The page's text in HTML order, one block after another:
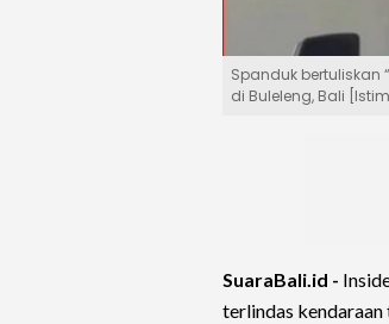
Spanduk bertuliskan
di Buleleng, Bali
SuaraBali.id -
terlindas